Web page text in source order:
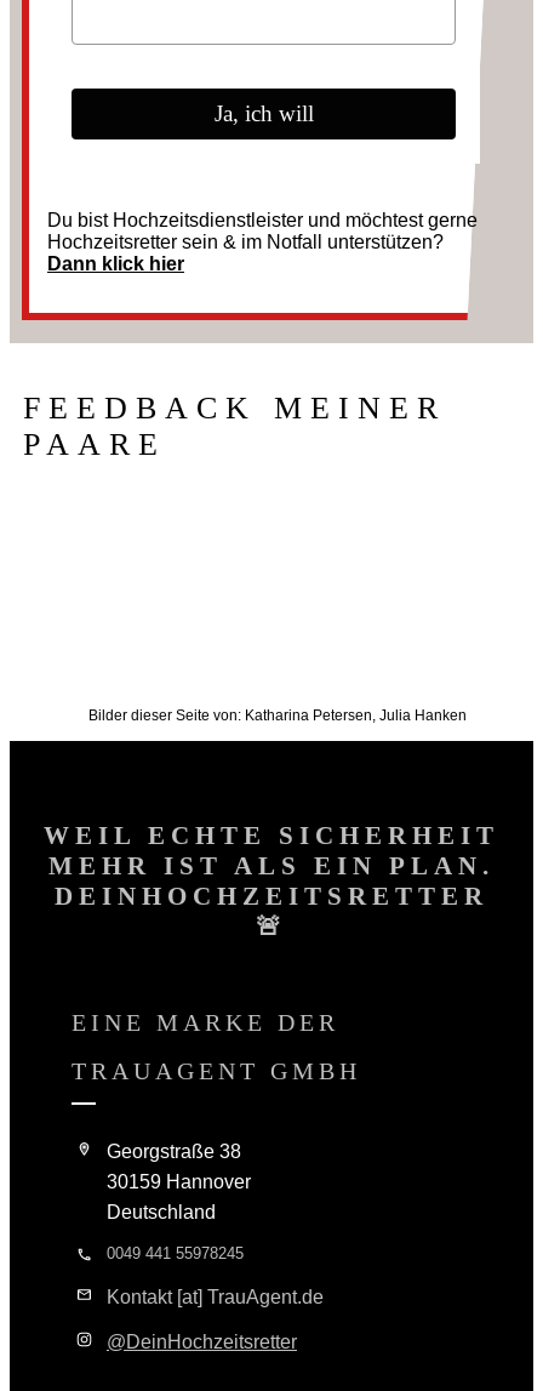
Ja, ich will
Du bist Hochzeitsdienstleister und möchtest gerne
Hochzeitsretter sein & im Notfall unterstützen?
Dann klick hier
FEEDBACK MEINER
PAARE
Bilder dieser Seite von: Katharina Petersen, Julia Hanken
WEIL ECHTE SICHERHEIT
MEHR IST ALS EIN PLAN.
DEINHOCHZEITSRETTER
🚨
EINE MARKE DER
TRAUAGENT GMBH
Georgstraße 38
30159 Hannover
Deutschland
0049 441 55978245
Kontakt [at] TrauAgent.de
@DeinHochzeitsretter